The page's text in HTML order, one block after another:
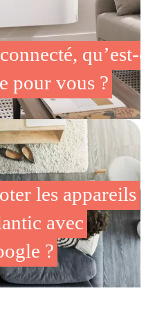
qu’est-
pour vous ?
les appareils
avec
?